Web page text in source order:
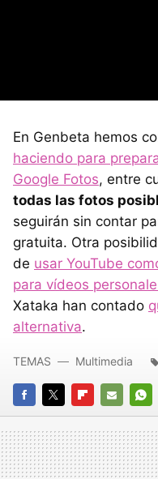
En Genbeta hemos
haciendo para
Google Fotos, entre
todas las fotos
seguirán sin contar
gratuita. Otra
de usar YouTube
para vídeos
Xataka han contado
alternativa.
FACEBOOK
TWITTERFLIPBOARD
E-
MAIL
TEMAS Multimedia